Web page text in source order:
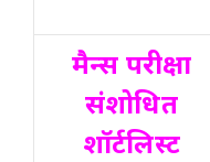
मैन्स परीक्षा
संशोधित
शॉर्टलिस्ट